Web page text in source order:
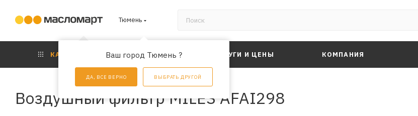
Тюмень
Ваш город Тюмень ?
ДА, ВСЕ ВЕРНО ВЫБРАТЬ ДРУГОЙ
КАТАЛОГ АКЦИИ УСЛУГИ И ЦЕНЫ КОМПАНИЯ
Воздушный фильтр MILES AFAI298